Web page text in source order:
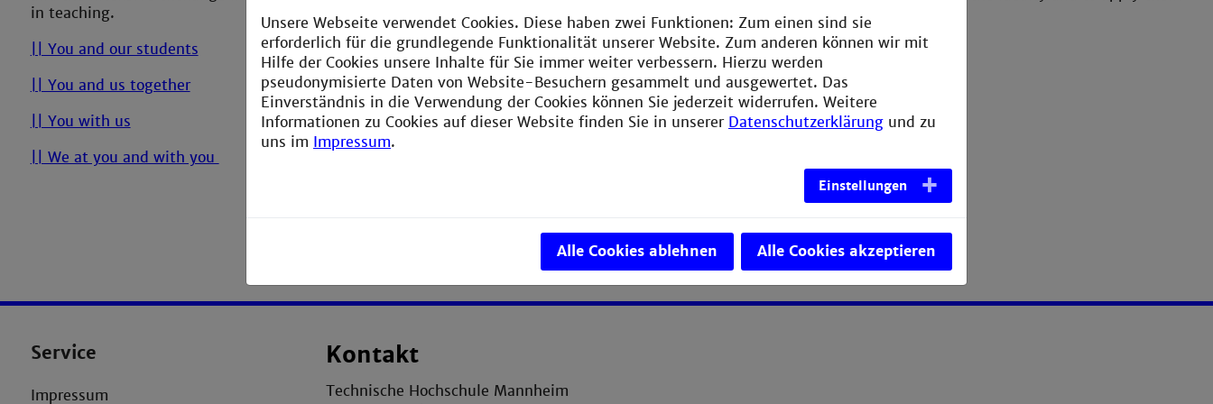
in teaching.
|| You and our students
|| You and us together
|| You with us
|| We at you and with you
Service
Impressum
Kontakt
Technische Hochschule Mannheim
Unsere Webseite verwendet Cookies. Diese haben zwei Funktionen: Zum einen sind sie
erforderlich für die grundlegende Funktionalität unserer Website. Zum anderen können wir mit
Hilfe der Cookies unsere Inhalte für Sie immer weiter verbessern. Hierzu werden
pseudonymisierte Daten von Website-Besuchern gesammelt und ausgewertet. Das
Einverständnis in die Verwendung der Cookies können Sie jederzeit widerrufen. Weitere
Informationen zu Cookies auf dieser Website finden Sie in unserer Datenschutzerklärung und zu
uns im Impressum.
Einstellungen
Alle Cookies ablehnen Alle Cookies akzeptieren